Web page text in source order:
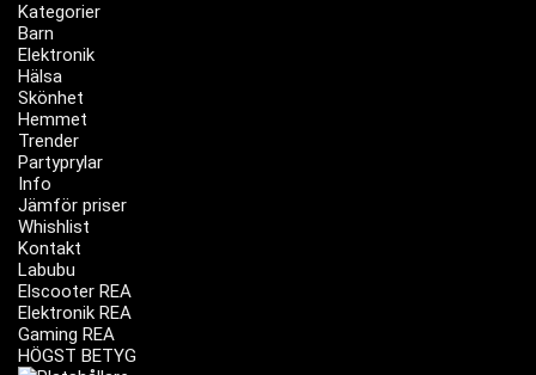
Kategorier
Barn
Elektronik
Hälsa
Skönhet
Hemmet
Trender
Partyprylar
Info
Jämför priser
Whishlist
Kontakt
Labubu
Elscooter REA
Elektronik REA
Gaming REA
HÖGST BETYG